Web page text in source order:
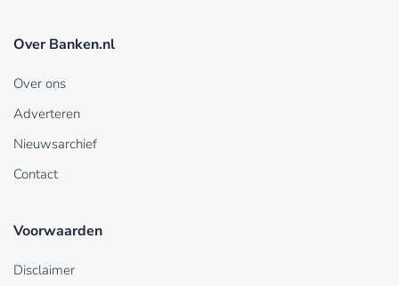
Over Banken.nl
Over ons
Adverteren
Nieuwsarchief
Contact
Voorwaarden
Disclaimer